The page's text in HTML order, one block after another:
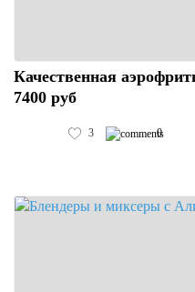
Качественная
7400 руб
3 0